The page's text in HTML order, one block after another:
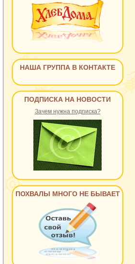
НАША ГРУППА В КОНТАКТЕ
ПОДПИСКА НА НОВОСТИ
Зачем нужна подписка?
ПОХВАЛЫ МНОГО НЕ БЫВАЕТ